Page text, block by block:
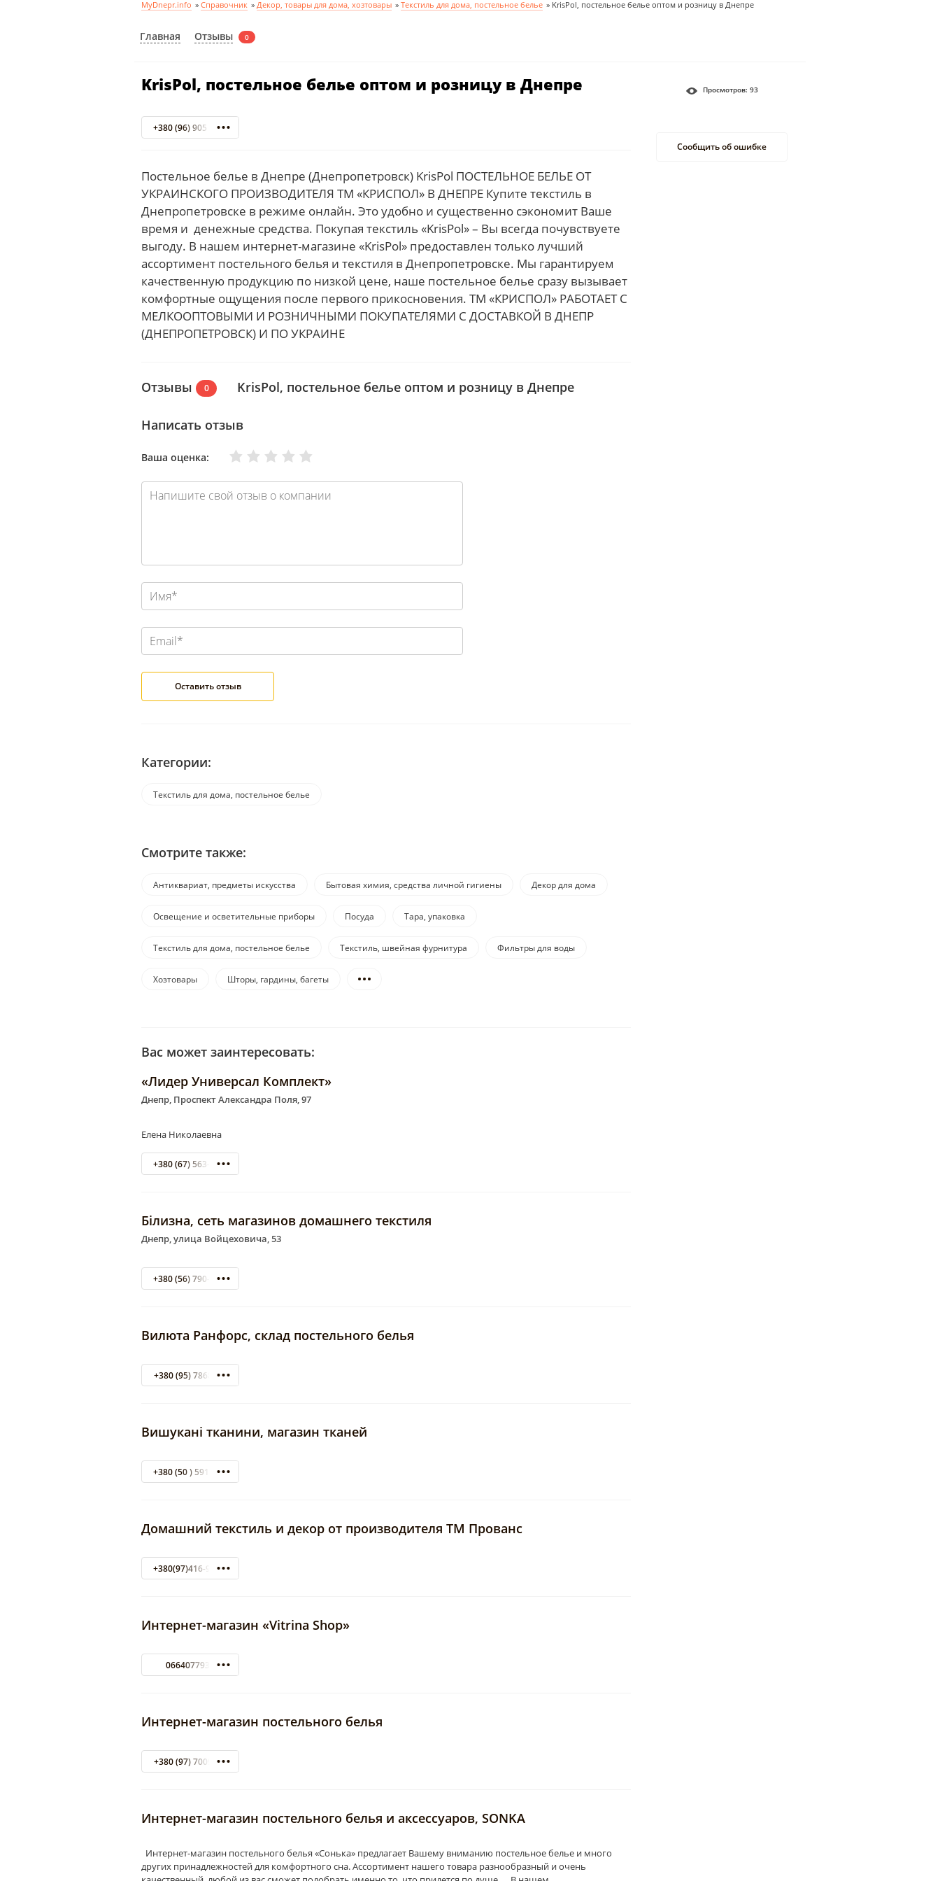
MyDnepr.info » Справочник » Декор, товары для дома, хозтовары » Текстиль для дома, постельное белье » KrisPol, постельное белье оптом и розницу в Днепре
Главная Отзывы 0
KrisPol, постельное белье оптом и розницу в Днепре
+380 (96) 905 09 60
Постельное белье в Днепре (Днепропетровск) KrisPol ПОСТЕЛЬНОЕ БЕЛЬЕ ОТ
УКРАИНСКОГО ПРОИЗВОДИТЕЛЯ ТМ «КРИСПОЛ» В ДНЕПРЕ Купите текстиль в
Днепропетровске в режиме онлайн. Это удобно и существенно сэкономит Ваше
время и денежные средства. Покупая текстиль «KrisPol» – Вы всегда почувствуете
выгоду. В нашем интернет-магазине «KrisPol» предоставлен только лучший
ассортимент постельного белья и текстиля в Днепропетровске. Мы гарантируем
качественную продукцию по низкой цене, наше постельное белье сразу вызывает
комфортные ощущения после первого прикосновения. ТМ «КРИСПОЛ» РАБОТАЕТ С
МЕЛКООПТОВЫМИ И РОЗНИЧНЫМИ ПОКУПАТЕЛЯМИ С ДОСТАВКОЙ В ДНЕПР
(ДНЕПРОПЕТРОВСК) И ПО УКРАИНЕ
Отзывы 0 KrisPol, постельное белье оптом и розницу в Днепре
Написать отзыв
Ваша оценка: Отлично
Хорошо
Нормально
Плохо
Очень плохо
Категории:
Текстиль для дома, постельное белье
Смотрите также:
Антиквариат, предметы искусства Бытовая химия, средства личной гигиены Декор для дома
Освещение и осветительные приборы Посуда Тара, упаковка
Текстиль для дома, постельное белье Текстиль, швейная фурнитура Фильтры для воды
Хозтовары Шторы, гардины, багеты
Вас может заинтересовать:
«Лидер Универсал Комплект»
Днепр, Проспект Александра Поля, 97
Елена Николаевна
+380 (67) 563-04-16
Бiлизна, сеть магазинов домашнего текстиля
Днепр, улица Войцеховича, 53
+380 (56) 790-32-89
Вилюта Ранфорс, склад постельного белья
+380 (95) 7868678
Вишукані тканини, магазин тканей
+380 (50 ) 591-65-63
Домашний текстиль и декор от производителя ТМ Прованс
+380(97)416-90-33
Интернет-магазин «Vitrina Shop»
0664077930
Интернет-магазин постельного белья
+380 (97) 7009134
Интернет-магазин постельного белья и аксессуаров, SONKA
Интернет-магазин постельного белья «Сонька» предлагает Вашему вниманию постельное белье и много
других принадлежностей для комфортного сна. Ассортимент нашего товара разнообразный и очень
Просмотров: 93
Сообщить об ошибке